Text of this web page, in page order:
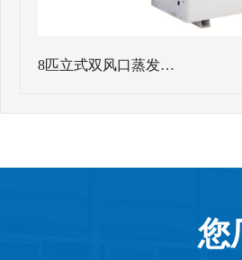
8匹立式双风口蒸发…
您